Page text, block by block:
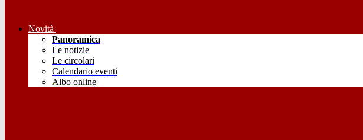
Novità
Panoramica
Le notizie
Le circolari
Calendario eventi
Albo online